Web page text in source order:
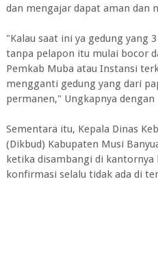
dan mengajar dapat aman dan
"Kalau saat ini ya gedung yang
tanpa pelapon itu mulai bocor
Pemkab Muba atau Instansi
mengganti gedung yang dari
permanen," Ungkapnya
Sementara itu, Kepala Dinas
(Dikbud) Kabupaten Musi
ketika disambangi di kantornya
konfirmasi selalu tidak ada di